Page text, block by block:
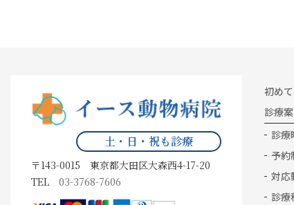
土・日・祝も診療
〒143-0015 東京都大田区大森西4-17-20
TEL 03-3768-7606
初め
診療
診療
予約
対応
診療